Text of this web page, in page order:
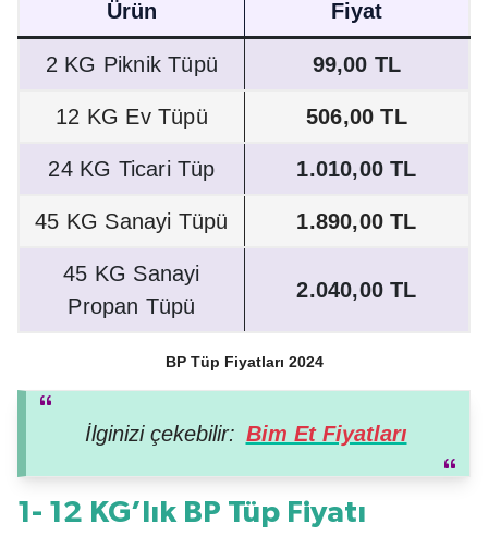
Ürün Fiyat
2 KG Piknik Tüpü 99,00 TL
12 KG Ev Tüpü 506,00 TL
24 KG Ticari Tüp 1.010,00 TL
45 KG Sanayi Tüpü 1.890,00 TL
45 KG Sanayi
Propan Tüpü
2.040,00 TL
BP Tüp Fiyatları 2024
İlginizi çekebilir: Bim Et Fiyatları
1- 12 KG’lık BP Tüp Fiyatı